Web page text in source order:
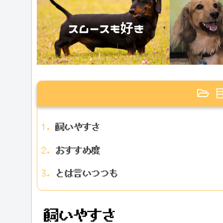
飼いやすさ
おすすめ度
とは言いつつも
飼いやすさ